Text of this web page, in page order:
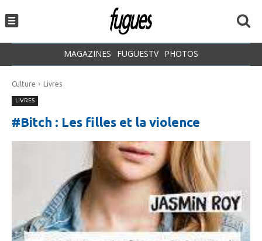
MAGAZINES FUGUESTV PHOTOS
Culture Livres
LIVRES
#Bitch : Les filles et la violence